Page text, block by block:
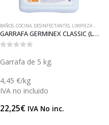
BAÑOS,COCINA, DESINFECTANTES, LIMPIEZA Y DESINFECCIÓN DE ZONAS
GARRAFA GERMINEX CLASSIC (L120)
Garrafa de 5 kg.
4,45 €/kg
IVA no incluido
22,25€ IVA No inc.